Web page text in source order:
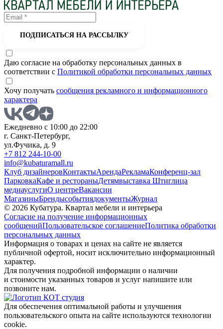
ПОДПИСАТЬСЯ НА РАССЫЛКУ
Даю согласие на обработку персональных данных в
соответствии с Политикой обработки персональных данных
Хочу получать сообщения рекламного и информационного
характера
Ежедневно с 10:00 до 22:00
г. Санкт-Петербург,
ул.Фучика, д. 9
+7 812 244-10-00
info@kubaturamall.ru
Клуб дизайнеровКонтактыАрендаРекламаКонференц-зал
ПарковкаКафе и рестораныДетямвыставка Штиглица
медиауслугиО центреВакансии
МагазиныБрендысобытиядокументыЖурнал
© 2026 Кубатура. Квартал мебели и интерьера
Согласие на получение информационных
сообщенийПользовательское соглашениеПолитика обработки
персональных данных
Информация о товарах и ценах на сайте не является
публичной офертой, носит исключительно информационный
характер.
Для получения подробной информации о наличии
и стоимости указанных товаров и услуг напишите или
позвоните нам.
Для обеспечения оптимальной работы и улучшения
пользовательского опыта на сайте используются технологии
cookie.